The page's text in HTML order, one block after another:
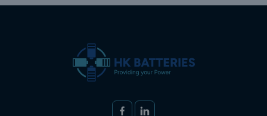
Volg ons op
FACEBOOKLINKEDIN